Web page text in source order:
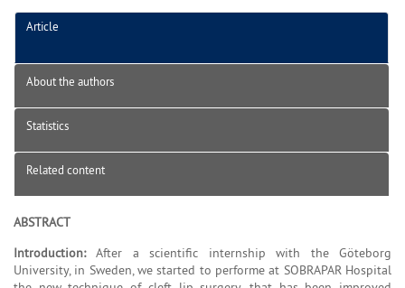
Article
About the authors
Statistics
Related content
ABSTRACT
Introduction:After a scientific internship with the Göteborg
University, in Sweden, we started to performe at SOBRAPAR Hospital